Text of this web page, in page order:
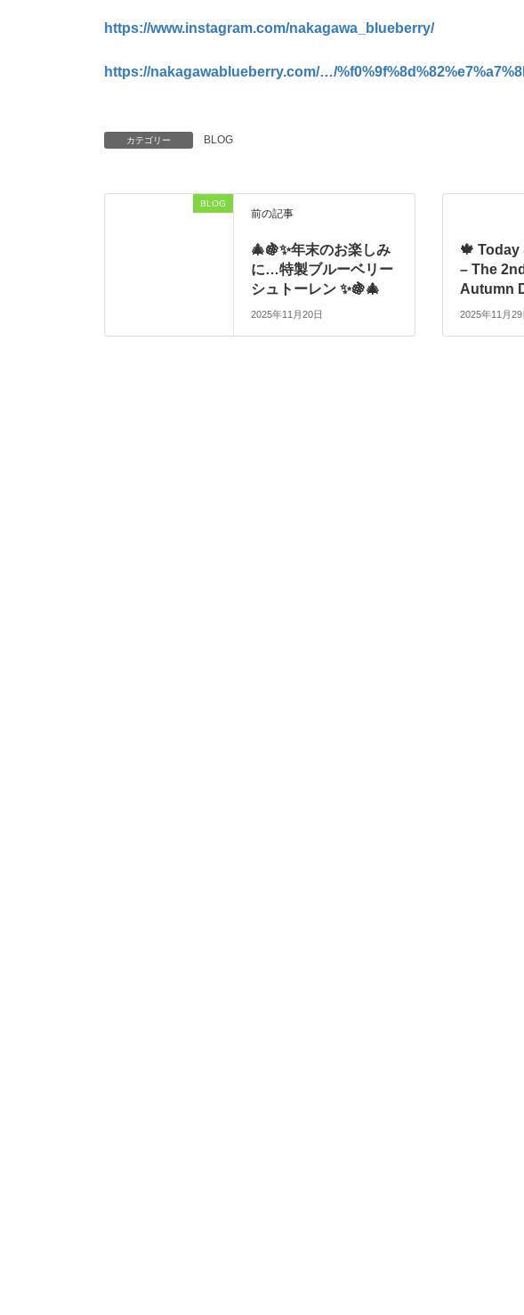
https://www.instagram.com/nakagawa_blueberry/
https://nakagawablueberry.com/…/
カテゴリー BLOG
BLOG
前の記事
🎄🍇✨年末のお楽しみ
に…特製ブルーベリー
シュトーレン ✨🍇🎄
2025年11月20日
🍁
– The
Autumn
2025年11月29